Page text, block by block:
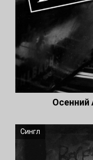
Осенний
Сингл